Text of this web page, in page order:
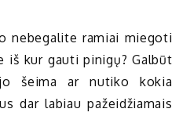
nebegalite ramiai miegoti
iš kur gauti pinigų? Galbūt
šeima ar nutiko kokia
dar labiau pažeidžiamais